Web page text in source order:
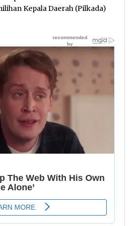
Kepala Daerah (Pilkada)